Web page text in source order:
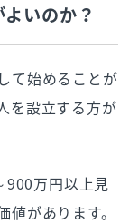
いのか？
て始めることが
を設立する方が
900万円以上見
があります。